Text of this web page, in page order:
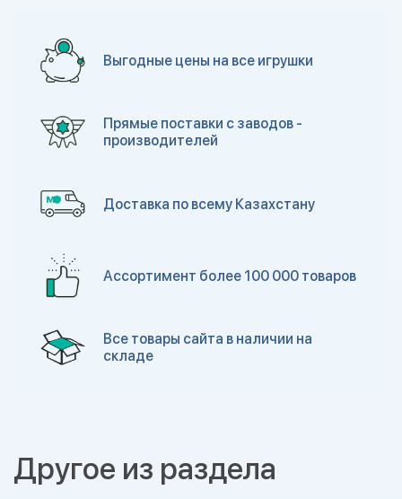
Выгодные цены на все игрушки
Прямые поставки с заводов -
производителей
Доставка по всему Казахстану
Ассортимент более 100 000 товаров
Все товары сайта в наличии на
складе
Другое из раздела